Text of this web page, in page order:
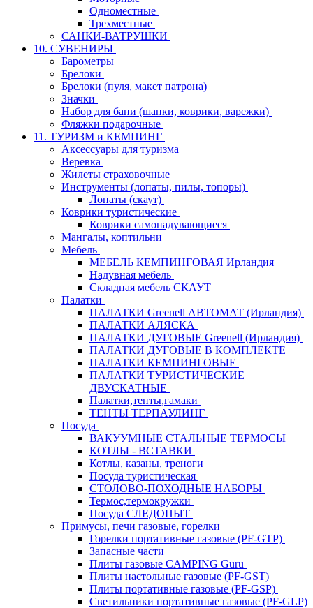
Одноместные
Трехместные
САНКИ-ВАТРУШКИ
10. СУВЕНИРЫ
Барометры
Брелоки
Брелоки (пуля, макет патрона)
Значки
Набор для бани (шапки, коврики, варежки)
Фляжки подарочные
11. ТУРИЗМ и КЕМПИНГ
Аксессуары для туризма
Веревка
Жилеты страховочные
Инструменты (лопаты, пилы, топоры)
Лопаты (скаут)
Коврики туристические
Коврики самонадувающиеся
Мангалы, коптильни
Мебель
МЕБЕЛЬ КЕМПИНГОВАЯ Ирландия
Надувная мебель
Складная мебель СКАУТ
Палатки
ПАЛАТКИ Greenell АВТОМАТ (Ирландия)
ПАЛАТКИ АЛЯСКА
ПАЛАТКИ ДУГОВЫЕ Greenell (Ирландия)
ПАЛАТКИ ДУГОВЫЕ В КОМПЛЕКТЕ
ПАЛАТКИ КЕМПИНГОВЫЕ
ПАЛАТКИ ТУРИСТИЧЕСКИЕ
ДВУСКАТНЫЕ
Палатки,тенты,гамаки
ТЕНТЫ ТЕРПАУЛИНГ
Посуда
ВАКУУМНЫЕ СТАЛЬНЫЕ ТЕРМОСЫ
КОТЛЫ - ВСТАВКИ
Котлы, казаны, треноги
Посуда туристическая
СТОЛОВО-ПОХОДНЫЕ НАБОРЫ
Термос,термокружки
Посуда СЛЕДОПЫТ
Примусы, печи газовые, горелки
Горелки портативные газовые (PF-GTP)
Запасные части
Плиты газовые CAMPING Guru
Плиты настольные газовые (PF-GST)
Плиты портативные газовые (PF-GSP)
Светильники портативные газовые (PF-GLP)